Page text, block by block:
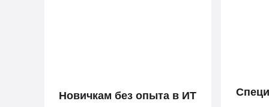
Новичкам без опыта в ИТ